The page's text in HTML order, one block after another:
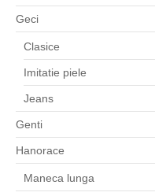
Geci
Clasice
Imitatie piele
Jeans
Genti
Hanorace
Maneca lunga